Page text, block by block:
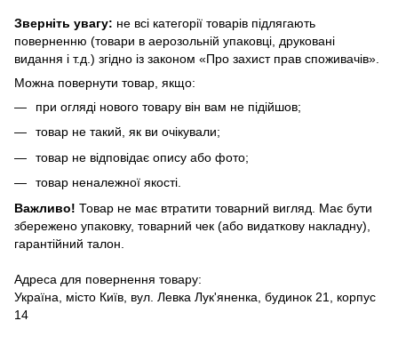
Зверніть увагу: не всі категорії товарів підлягають
поверненню (товари в аерозольній упаковці, друковані
видання і т.д.) згідно із законом «Про захист прав споживачів».
Можна повернути товар, якщо:
при огляді нового товару він вам не підійшов;
товар не такий, як ви очікували;
товар не відповідає опису або фото;
товар неналежної якості.
Важливо! Товар не має втратити товарний вигляд. Має бути
збережено упаковку, товарний чек (або видаткову накладну),
гарантійний талон.
Адреса для повернення товару:
Україна, місто Київ, вул. Левка Лук'яненка, будинок 21, корпус
14